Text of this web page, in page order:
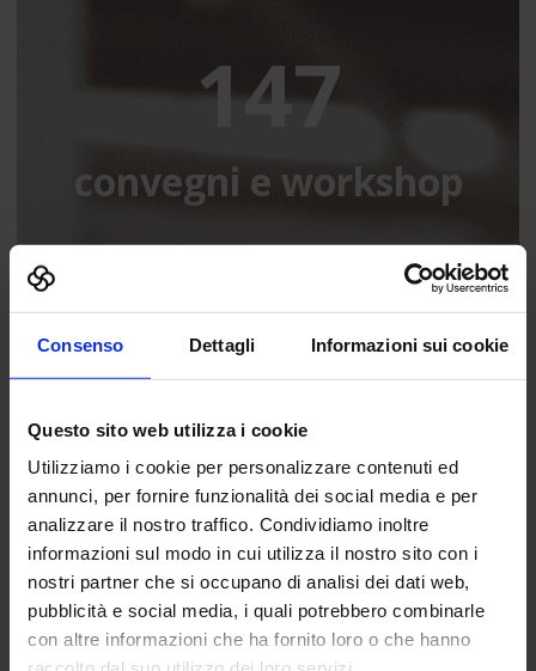
Consenso Dettagli Informazioni sui cookie
Questo sito web utilizza i cookie
Utilizziamo i cookie per personalizzare contenuti ed
annunci, per fornire funzionalità dei social media e per
analizzare il nostro traffico. Condividiamo inoltre
informazioni sul modo in cui utilizza il nostro sito con i
nostri partner che si occupano di analisi dei dati web,
pubblicità e social media, i quali potrebbero combinarle
con altre informazioni che ha fornito loro o che hanno
147
convegni e workshop
80